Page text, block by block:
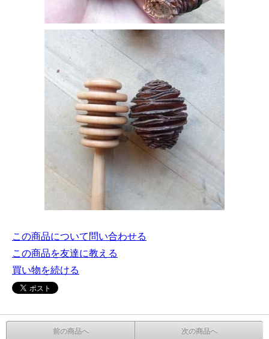
この商品について問い合わせる
この商品を友達に教える
買い物を続ける
前の商品へ 次の商品へ